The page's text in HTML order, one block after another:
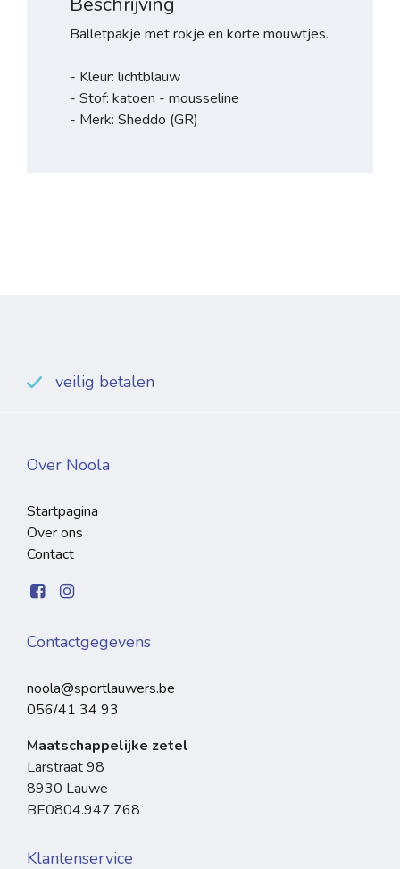
Balletpakje met rokje en korte mouwtjes.
- Kleur: lichtblauw
- Stof: katoen - mousseline
- Merk: Sheddo (GR)
veilig betalen
Over Noola
Startpagina
Over ons
Contact
Contactgegevens
noola@sportlauwers.be
056/41 34 93
Maatschappelijke zetel
Larstraat 98
8930 Lauwe
BE0804.947.768
Klantenservice